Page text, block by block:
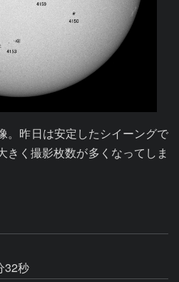
。昨日は安定したシイーングで
きく撮影枚数が多くなってしま
32秒